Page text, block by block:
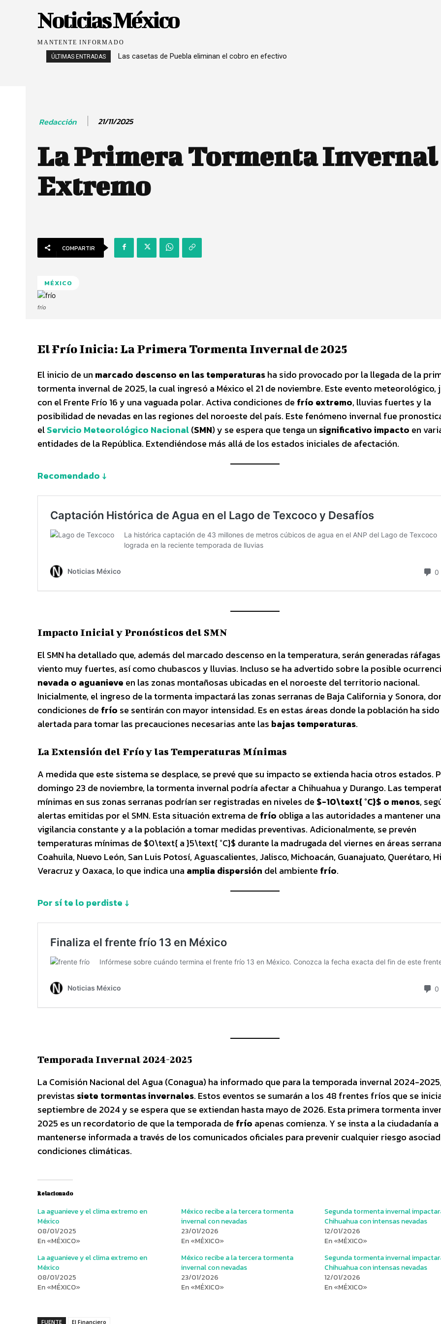
Noticias México
MANTENTE INFORMADO
ÚLTIMAS ENTRADAS Las casetas de Puebla eliminan el cobro en efectivo
Redacción 21/11/2025
La Primera Tormenta Invernal
Extremo
COMPARTIR
MÉXICO
frío
El Frío Inicia: La Primera Tormenta Invernal de 2025
El inicio de un marcado descenso en las temperaturasha sido provocado por la llegada de la
tormenta invernal de 2025, la cual ingresó a México el 21 de noviembre. Este evento meteorológico,
con el Frente Frío 16 y una vaguada polar. Activa condiciones de frío extremo, lluvias fuertes y la
posibilidad de nevadas en las regiones del noroeste del país. Este fenómeno invernal fue
elServicio Meteorológico Nacional(SMN) y se espera que tenga un significativo impacto en
entidades de la República. Extendiéndose más allá de los estados iniciales de afectación.
Recomendado ↓
Impacto Inicial y Pronósticos del SMN
El SMN ha detallado que, además del marcado descenso en la temperatura, serán generadas
viento muy fuertes, así como chubascos y lluvias. Incluso se ha advertido sobre la posible
nevada o aguanieve en las zonas montañosas ubicadas en el noroeste del territorio nacional.
Inicialmente, el ingreso de la tormenta impactará las zonas serranas de Baja California y Sonora,
condiciones de frío se sentirán con mayor intensidad. Es en estas áreas donde la población ha sido
alertada para tomar las precauciones necesarias ante las bajas temperaturas.
La Extensión del Frío y las Temperaturas Mínimas
A medida que este sistema se desplace, se prevé que su impacto se extienda hacia otros estados.
domingo 23 de noviembre, la tormenta invernal podría afectar a Chihuahua y Durango. Las
mínimas en sus zonas serranas podrían ser registradas en niveles de $-10\text{ °C}$ o menos,
alertas emitidas por el SMN. Esta situación extrema de frío obliga a las autoridades a mantener una
vigilancia constante y a la población a tomar medidas preventivas. Adicionalmente, se prevén
temperaturas mínimas de $0\text{ a }5\text{ °C}$ durante la madrugada del viernes en áreas
Coahuila, Nuevo León, San Luis Potosí, Aguascalientes, Jalisco, Michoacán, Guanajuato, Querétaro,
Veracruz y Oaxaca, lo que indica una amplia dispersión del ambiente frío.
Por sí te lo perdiste ↓
Temporada Invernal 2024-2025
La Comisión Nacional del Agua (Conagua) ha informado que para la temporada invernal 2024-
previstas siete tormentas invernales. Estos eventos se sumarán a los 48 frentes fríos que se
septiembre de 2024 y se espera que se extiendan hasta mayo de 2026. Esta primera tormenta
2025 es un recordatorio de que la temporada de frío apenas comienza. Y se insta a la ciudadanía a
mantenerse informada a través de los comunicados oficiales para prevenir cualquier riesgo
condiciones climáticas.
Relacionado
La aguanieve y el clima extremo en
México
08/01/2025
En «MÉXICO»
México recibe a la tercera tormenta
invernal con nevadas
23/01/2026
En «MÉXICO»
Segunda tormenta invernal
Chihuahua con intensas nevadas
12/01/2026
En «MÉXICO»
La aguanieve y el clima extremo en
México
08/01/2025
En «MÉXICO»
México recibe a la tercera tormenta
invernal con nevadas
23/01/2026
En «MÉXICO»
Segunda tormenta invernal
Chihuahua con intensas nevadas
12/01/2026
En «MÉXICO»
FUENTE El Financiero